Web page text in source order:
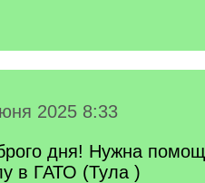
2025 8:33
дня! Нужна
в ГАТО (Тула )